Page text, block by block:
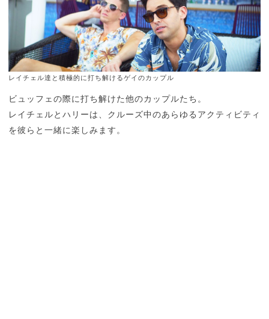
レイチェル達と積極的に打ち解けるゲイのカップル
ビュッフェの際に打ち解けた他のカップルたち。
レイチェルとハリーは、クルーズ中のあらゆるアクティビティ
を彼らと一緒に楽しみます。